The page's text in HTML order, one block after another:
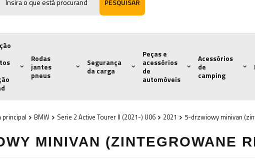
PESQUISAR
Rodas
jantes
pneus
Segurança
da carga
Peças e
acessórios
de
automóveis
Acessórios
de
camping
principal BMW Serie 2 Active Tourer II (2021-) U06 2021 5-drzwiowy minivan
MINIVAN (ZINTEGROWANE